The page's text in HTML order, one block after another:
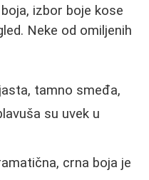
izbor boje kose
Neke od omiljenih
tamno smeđa,
su uvek u
crna boja je